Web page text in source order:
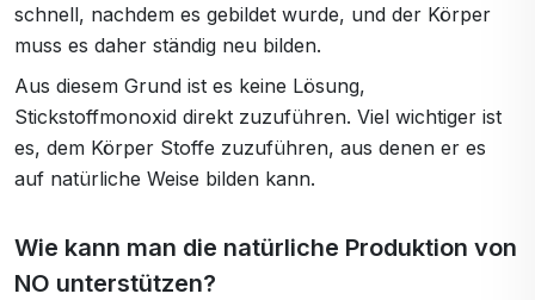
schnell, nachdem es gebildet wurde, und der Körper
muss es daher ständig neu bilden.
Aus diesem Grund ist es keine Lösung,
Stickstoffmonoxid direkt zuzuführen. Viel wichtiger ist
es, dem Körper Stoffe zuzuführen, aus denen er es
auf natürliche Weise bilden kann.
Wie kann man die natürliche Produktion von
NO unterstützen?